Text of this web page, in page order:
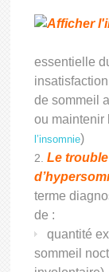
essentielle
de sommeil
ou maintenir
l’insomnie)
Le trouble
terme
de :
quantité
sommeil